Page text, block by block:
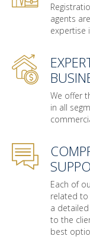
agents
expertise
We offer
in all
Each of
related
a
to the
best